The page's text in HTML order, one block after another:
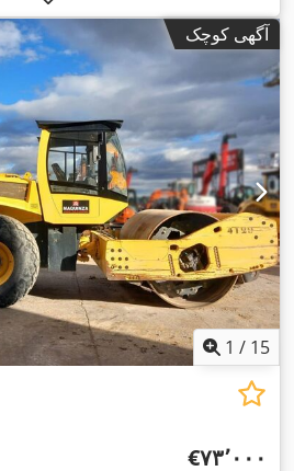
آگهی کوچک
1 / 15
‎€۷۳٬۰۰۰